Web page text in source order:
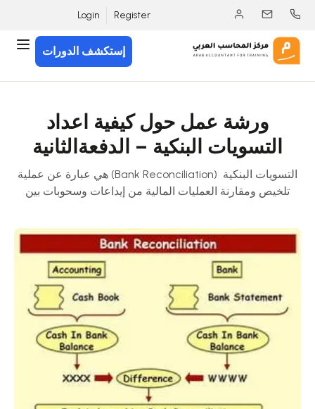
Register
Login
إستكشف الدورات
ورشة عمل حول كيفية اعداد
التسويات البنكية – الدفعةالثانية
التسويات البنكية (Bank Reconciliation) هي عبارة عن عملية
تلخيص ومقارنة العمليات المالية من إيداعات وسحوبات بين
لفترة مالية محددة. وتستخدم كأداة مراقبة داخلية مالية مفيدة
لإكتشاف أي عملية احتيال أو أخطاء.